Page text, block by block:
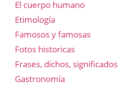
El cuerpo humano
Etimología
Famosos y famosas
Fotos historicas
Frases, dichos, significados
Gastronomía